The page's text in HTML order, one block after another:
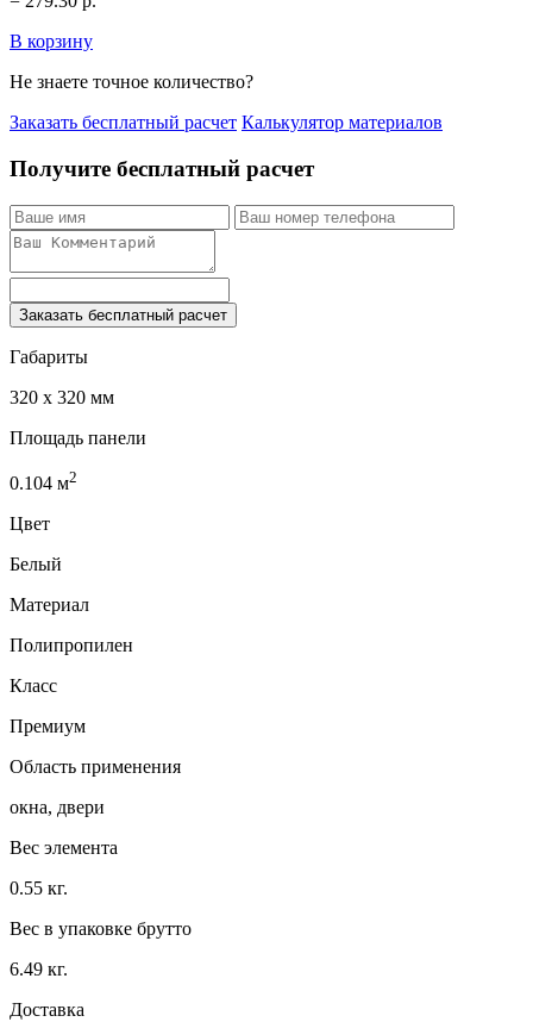
В корзину
Не знаете точное количество?
Заказать бесплатный расчет Калькулятор материалов
Получите бесплатный расчет
Заказать бесплатный расчет
Габариты
320 x 320 мм
Площадь панели
0.104 м2
Цвет
Белый
Материал
Полипропилен
Класс
Премиум
Область применения
окна, двери
Вес элемента
0.55 кг.
Вес в упаковке брутто
6.49 кг.
Доставка